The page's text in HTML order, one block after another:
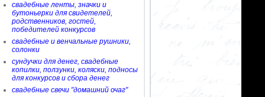
свадебные ленты, значки и
бутоньерки для свидетелей,
родственников, гостей,
победителей конкурсов
свадебные и венчальные рушники,
солонки
сундучки для денег, свадебные
копилки, ползунки, коляски, подносы
для конкурсов и сбора денег
свадебные свечи "домашний очаг"